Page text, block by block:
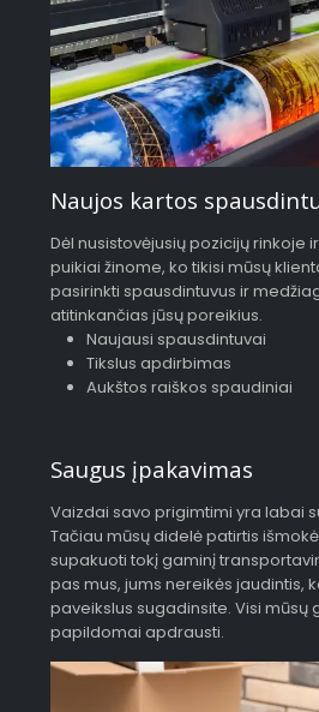
Naujos kartos
Dėl nusistovėjusių pozicijų rinkoje
puikiai žinome, ko tikisi mūsų
pasirinkti spausdintuvus ir
atitinkančias jūsų poreikius.
Naujausi spausdintuvai
Tikslus apdirbimas
Aukštos raiškos spaudiniai
Saugus įpakavimas
Vaizdai savo prigimtimi yra labai
Tačiau mūsų didelė patirtis
supakuoti tokį gaminį
pas mus, jums nereikės jaudintis,
paveikslus sugadinsite. Visi mūsų
papildomai apdrausti.